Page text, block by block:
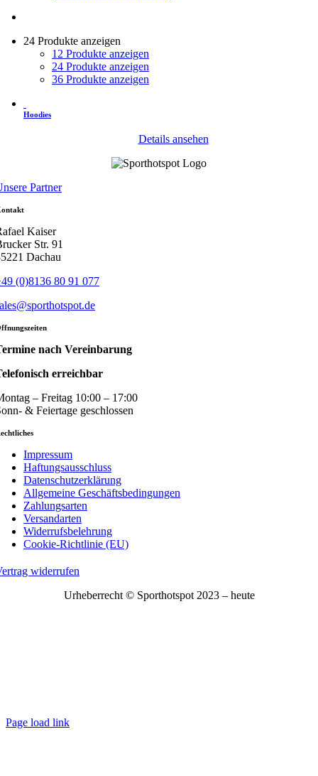
24 Produkte anzeigen
12 Produkte anzeigen
24 Produkte anzeigen
36 Produkte anzeigen
Hoodies
Details ansehen
Partner
Kaiser
Str. 91
Dachau
(0)8136 80 91 077
nach Vereinbarung
erreichbar
– Freitag 10:00 – 17:00
& Feiertage geschlossen
Impressum
Haftungsausschluss
Datenschutzerklärung
Allgemeine Geschäftsbedingungen
Zahlungsarten
Versandarten
Widerrufsbelehrung
Cookie-Richtlinie (EU)
widerrufen
Urheberrecht © Sporthotspot 2023 – heute
Page load link